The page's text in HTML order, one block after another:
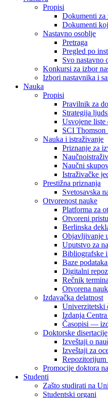
Propisi
Dokumenti za
Dokumenti
Nastavno osoblje
Pretraga
Pregled po
Svo nastavno
Konkursi za izbor
Izbori nastavnika i
Nauka
Propisi
Pravilnik za
Strategija
Usvojene liste
SCI Thomson
Nauka i istraživanje
Priznanje za
Naučni
Istraživačke
Prestižna priznanja
Svetosavska
Otvorenost nauke
Platforma za
Otvoreni
Berlinska
Objavljivanje
Uputstvo za
Bibliografske i
Baze
Digitalni
Rečnik
Otvorena
Izdavačka delatnost
Univerzitetski
Izdanja
Časopisi —
Doktorske disertacije
Izveštaji o
Izveštaji za
Repozitorijum
Promocije doktora
Studenti
Zašto studirati na
Studentski organi